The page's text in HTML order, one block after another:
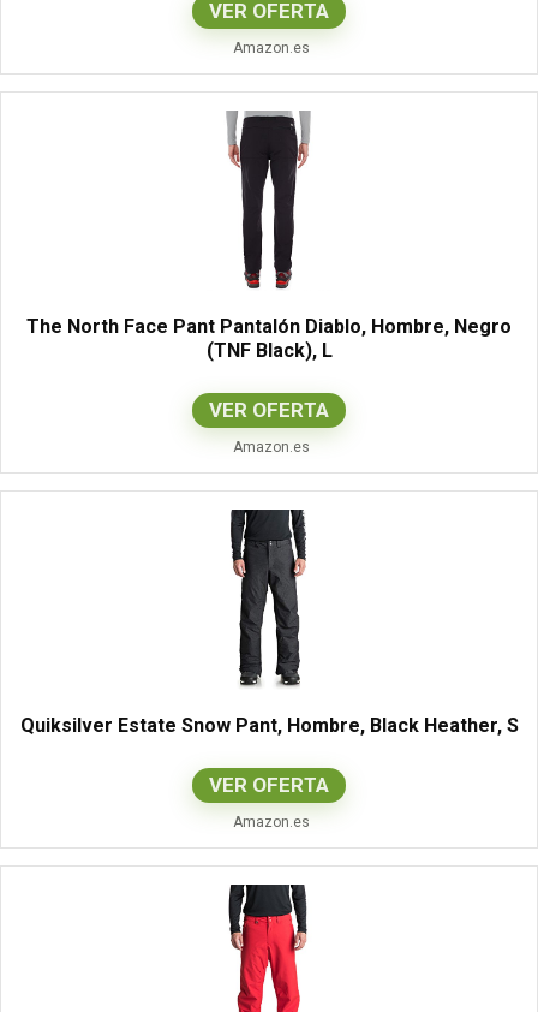
VER OFERTA
Amazon.es
The North Face Pant Pantalón Diablo, Hombre, Negro
(TNF Black), L
VER OFERTA
Amazon.es
Quiksilver Estate Snow Pant, Hombre, Black Heather, S
VER OFERTA
Amazon.es